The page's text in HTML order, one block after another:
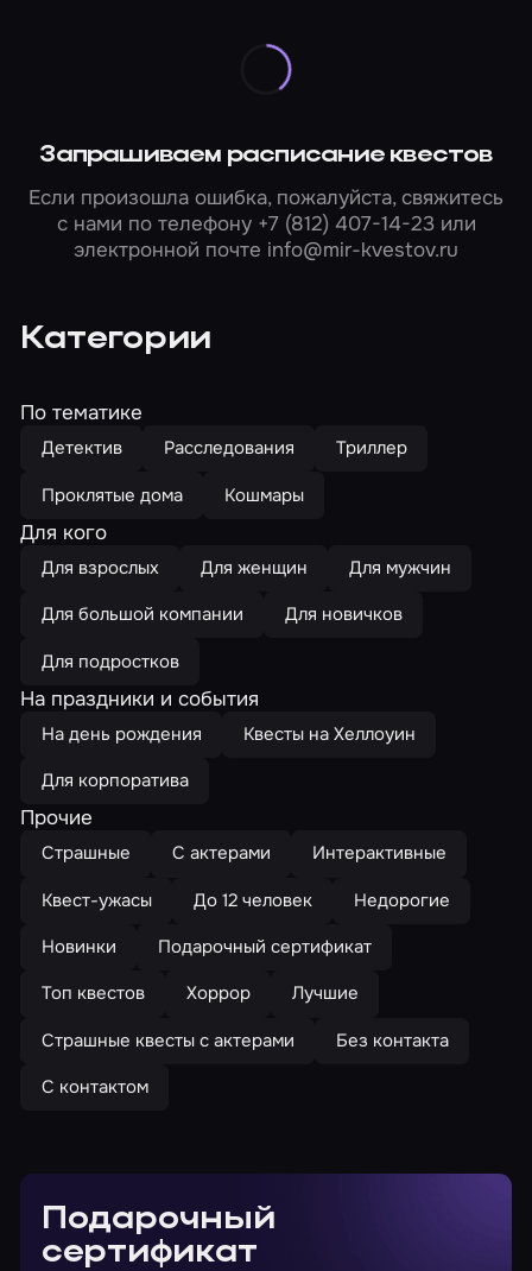
Запрашиваем расписание квестов
Если произошла ошибка, пожалуйста, свяжитесь
с нами по телефону +7 (812) 407-14-23или
электронной почте info@mir-kvestov.ru
Категории
По тематике
Детектив Расследования
Триллер
Проклятые дома
Кошмары
Для кого
Для взрослых Для женщин
Для мужчин
Для большой компании
Для новичков
Для подростков
На праздники и события
На день рождения
Квесты на Хеллоуин
Для корпоратива
Прочие
Страшные С актерами
Интерактивные
Квест-ужасы
До 12 человек
Недорогие
Новинки
Подарочный сертификат
Топ квестов
Хоррор
Лучшие
Страшные квесты с актерами
Без контакта
С контактом
Подарочный
сертификат